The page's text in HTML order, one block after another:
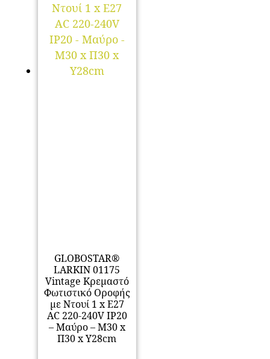
GLOBOSTAR®
LARKIN 01175
Vintage Κρεμαστό
Φωτιστικό Οροφής
με Ντουί 1 x E27
AC 220-240V IP20
– Μαύρο – Μ30 x
Π30 x Y28cm